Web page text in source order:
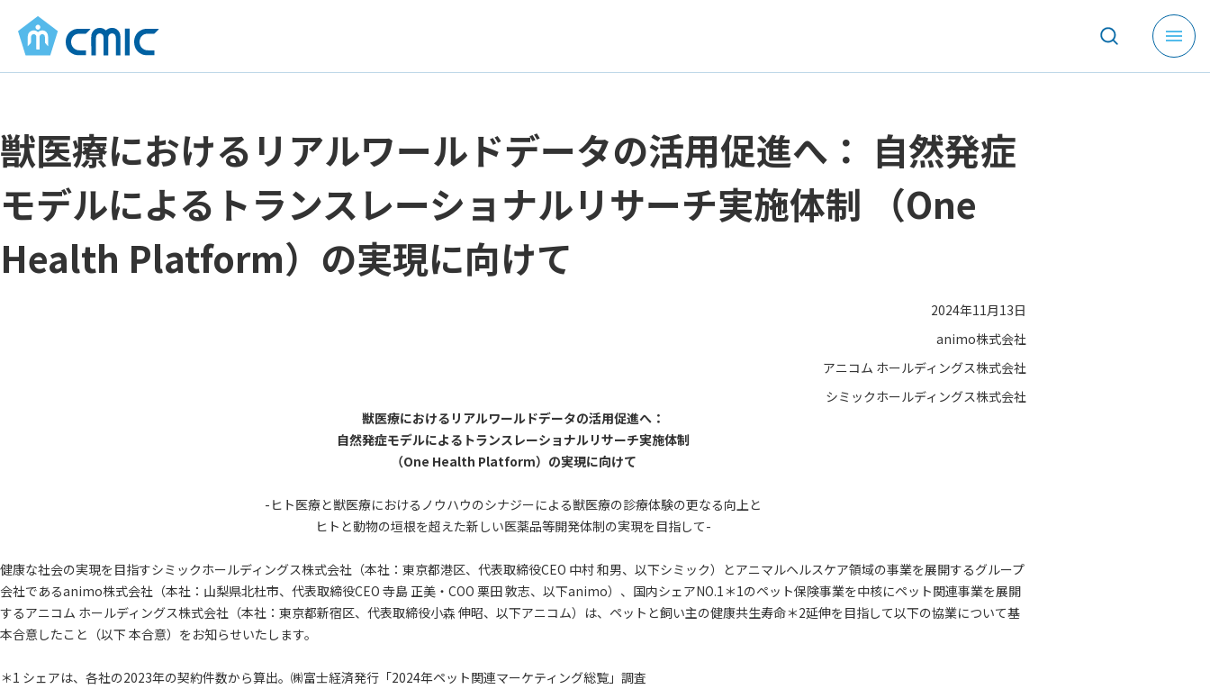
メ
ニ
獣医療におけるリアルワールドデータの活用促進へ： 自然発症
モデルによるトランスレーショナルリサーチ実施体制 （One
Health Platform）の実現に向けて
2024年11月13日
animo株式会社
アニコム ホールディングス株式会社
シミックホールディングス株式会社
獣医療におけるリアルワールドデータの活用促進へ：
自然発症モデルによるトランスレーショナルリサーチ実施体制
（One Health Platform）の実現に向けて
-ヒト医療と獣医療におけるノウハウのシナジーによる獣医療の診療体験の更なる向上と
ヒトと動物の垣根を超えた新しい医薬品等開発体制の実現を目指して-
健康な社会の実現を目指すシミックホールディングス株式会社（本社：東京都港区、代表取締役CEO 中村 和男、以下シミック）とアニマルヘルスケア領域の事業を展開するグループ
会社であるanimo株式会社（本社：山梨県北杜市、代表取締役CEO 寺島 正美・COO 栗田 敦志、以下animo）、国内シェアNO.1＊1のペット保険事業を中核にペット関連事業を展開
するアニコム ホールディングス株式会社（本社：東京都新宿区、代表取締役小森 伸昭、以下アニコム）は、ペットと飼い主の健康共生寿命＊2延伸を目指して以下の協業について基
本合意したこと（以下 本合意）をお知らせいたします。
＊1 シェアは、各社の2023年の契約件数から算出。㈱富士経済発行「2024年ペット関連マーケティング総覧」調査